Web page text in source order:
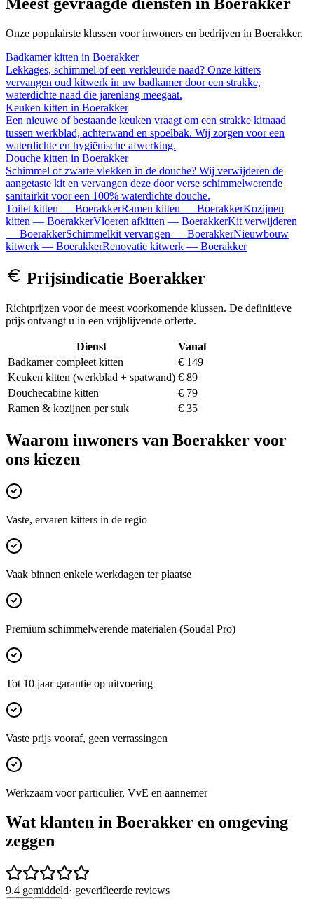
Onze populairste klussen voor inwoners en bedrijven in Boerakker.
Badkamer kitten in Boerakker
Lekkages, schimmel of een verkleurde naad? Onze kitters
vervangen oud kitwerk in uw badkamer door een strakke,
waterdichte naad die jarenlang meegaat.
Keuken kitten in Boerakker
Een nieuwe of bestaande keuken vraagt om een strakke kitnaad
tussen werkblad, achterwand en spoelbak. Wij zorgen voor een
waterdichte en hygiënische afwerking.
Douche kitten in Boerakker
Schimmel of zwarte vlekken in de douche? Wij verwijderen de
aangetaste kit en vervangen deze door verse schimmelwerende
sanitairkit voor een 100% waterdichte douche.
Toilet kitten — BoerakkerRamen kitten — BoerakkerKozijnen
kitten — BoerakkerVloeren afkitten — BoerakkerKit verwijderen
— BoerakkerSchimmelkit vervangen — BoerakkerNieuwbouw
kitwerk — BoerakkerRenovatie kitwerk — Boerakker
Prijsindicatie Boerakker
Richtprijzen voor de meest voorkomende klussen. De definitieve
prijs ontvangt u in een vrijblijvende offerte.
Dienst
Vanaf
Badkamer compleet kitten
€ 149
Keuken kitten (werkblad + spatwand) € 89
Douchecabine kitten
€ 79
Ramen & kozijnen per stuk
€ 35
Waarom inwoners van Boerakker voor
ons kiezen
Vaste, ervaren kitters in de regio
Vaak binnen enkele werkdagen ter plaatse
Premium schimmelwerende materialen (Soudal Pro)
Tot 10 jaar garantie op uitvoering
Vaste prijs vooraf, geen verrassingen
Werkzaam voor particulier, VvE en aannemer
Wat klanten in Boerakker en omgeving
zeggen
9,4 gemiddeld· geverifieerde reviews